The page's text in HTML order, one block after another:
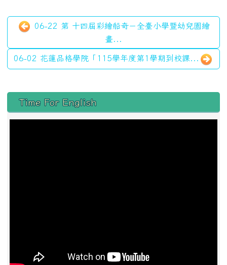
06-22 第 十四屆彩繪船奇－全臺小學暨幼兒園繪
畫...
06-02 花蓮品格學院「115學年度第1學期到校課...
左邊區域內容
Time For English